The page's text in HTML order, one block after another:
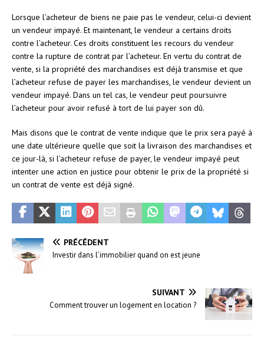
Lorsque l’acheteur de biens ne paie pas le vendeur, celui-ci devient
un vendeur impayé. Et maintenant, le vendeur a certains droits
contre l’acheteur. Ces droits constituent les recours du vendeur
contre la rupture de contrat par l’acheteur. En vertu du contrat de
vente, si la propriété des marchandises est déjà transmise et que
l’acheteur refuse de payer les marchandises, le vendeur devient un
vendeur impayé. Dans un tel cas, le vendeur peut poursuivre
l’acheteur pour avoir refusé à tort de lui payer son dû.
Mais disons que le contrat de vente indique que le prix sera payé à
une date ultérieure quelle que soit la livraison des marchandises et
ce jour-là, si l’acheteur refuse de payer, le vendeur impayé peut
intenter une action en justice pour obtenir le prix de la propriété si
un contrat de vente est déjà signé.
PRÉCÉDENT
Investir dans l’immobilier quand on est jeune
SUIVANT
Comment trouver un logement en location ?